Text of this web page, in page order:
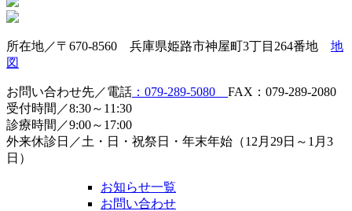
所在地／〒670-8560 兵庫県姫路市神屋町3丁目264番地 地
図
お問い合わせ先／電話 ：079-289-5080 FAX：079-289-2080
受付時間／8:30～11:30
診療時間／9:00～17:00
外来休診日／土・日・祝祭日・年末年始（12月29日～1月3
日）
お知らせ一覧
お問い合わせ